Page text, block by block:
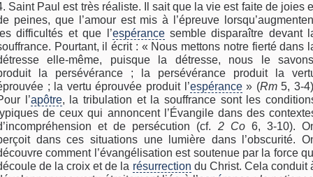
Saint Paul est très réaliste. Il sait que la vie est faite de joies
peines, que l’amour est mis à l’épreuve
difficultés et que l’espérancesemble disparaître devant
Pourtant, il écrit : « Nous mettons notre fierté dans
elle-même, puisque la détresse, nous le
la persévérance ; la persévérance produit la
; la vertu éprouvée produit l’espérance» (Rm5, 3-
l’apôtre, la tribulation et la souffrance sont les
de ceux qui annoncent l’Évangile dans des
et de persécution (cf. 2 Co6, 3-10).
dans ces situations une lumière dans l’obscurité.
comment l’évangélisation est soutenue par la force
de la croix et de la résurrection du Christ. Cela conduit